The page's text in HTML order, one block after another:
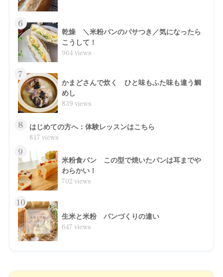
6
乾燥 ＼米粉パンのパサつき／気になったら
こうして！
964 views
7
かまどさんで炊く ひと味もふた味も違う鯛
めし
839 views
8 はじめての方へ：体験レッスンはこちら
817 views
9
米粉食パン この型で焼いたパンは耳までや
わらかい！
702 views
10
生米と米粉 パンづくりの違い
647 views